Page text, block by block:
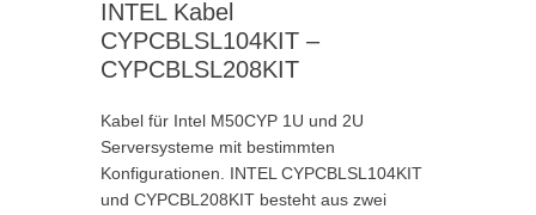
INTEL Kabel
CYPCBLSL104KIT –
CYPCBLSL208KIT
Kabel für Intel M50CYP 1U und 2U
Serversysteme mit bestimmten
Konfigurationen. INTEL CYPCBLSL104KIT
und CYPCBL208KIT besteht aus zwei